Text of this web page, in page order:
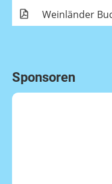
Weinländer
Sponsoren